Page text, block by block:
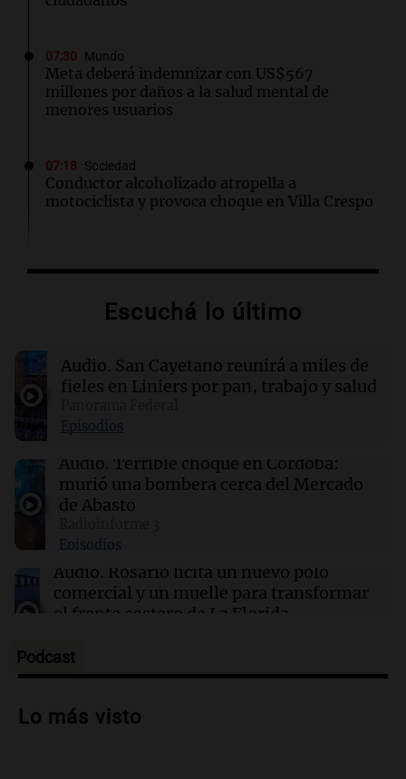
07:30 Mundo
Meta deberá indemnizar con US$567
millones por daños a la salud mental de
menores usuarios
07:18 Sociedad
Conductor alcoholizado atropella a
motociclista y provoca choque en Villa Crespo
Emergencia hídrica en Santa Fe: "Permite
07:12
Trump podría tener que ceder para lograr
acuerdo con Irán sobre el estrecho de Ormuz
07:10
Errores no forzados del Gobierno en su
intento por retomar la iniciativa política
Por Sergio Berensztein
07:07 Sociedad
Recompensa de $10 millones por información
sobre Diego Nicolás Blanco, buscado por
graves delitos
Escuchá lo último
Audio. San Cayetano reunirá a miles de
fieles en Liniers por pan, trabajo y salud
Episodios
Audio. Terrible choque en Córdoba:
murió una bombera cerca del Mercado
de Abasto
Episodios
Audio. Rosario licita un nuevo polo
comercial y un muelle para transformar
el frente costero de La Florida
Episodios
Audio.Errores no forzados del Gobierno
política
Podcast
Lo más visto